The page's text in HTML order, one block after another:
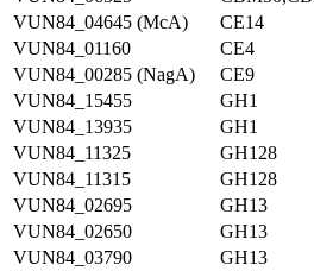
VUN84_04645 (McA)
CE14
VUN84_01160
CE4
VUN84_00285 (NagA)
CE9
VUN84_15455
GH1
VUN84_13935
GH1
VUN84_11325
GH128
VUN84_11315
GH128
VUN84_02695
GH13
VUN84_02650
GH13
VUN84_03790
GH13